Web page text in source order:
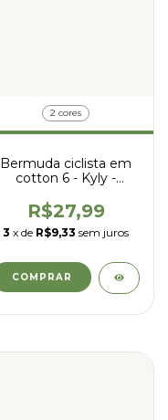
2 cores
Bermuda ciclista em
cotton 6 - Kyly -
R$27,99
3 x de R$9,33 sem juros
COMPRAR